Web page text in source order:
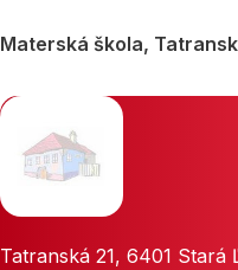
Materská škola,
Tatranská 21, 6401 Stará